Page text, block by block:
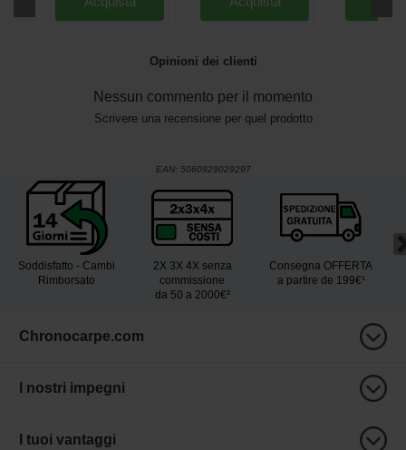
Opinioni dei clienti
Nessun commento per il momento
Scrivere una recensione per quel prodotto
EAN: 5060929029297
Soddisfatto - Cambi
Rimborsato
2X 3X 4X senza
commissione
da 50 a 2000€²
Consegna OFFERTA
a partire de 199€¹
Chronocarpe.com
I nostri impegni
I tuoi vantaggi